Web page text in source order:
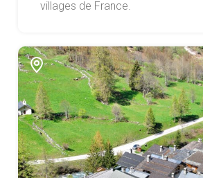
villages de France.